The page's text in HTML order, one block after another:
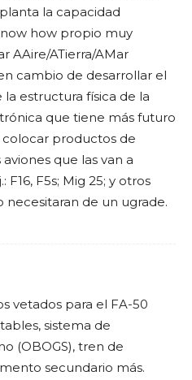
la capacidad
how propio muy
AAire/ATierra/AMar
cambio de desarrollar el
estructura física de la
que tiene más futuro
productos de
que las van a
F16, F5s; Mig 25; y otros
de un ugrade.
vetados para el FA-50
sistema de
(OBOGS), tren de
secundario más.